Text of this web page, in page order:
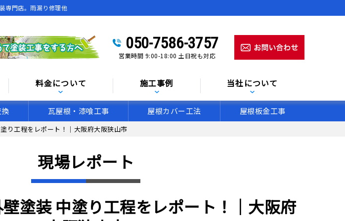
専門店。雨漏り修理他
050-7586-3757
営業時間 9:00-18:00 土日祝も対応
料金について 施工事例 当社について
瓦屋根・漆喰工事 屋根カバー工法 屋根板金工事
り工程をレポート！｜大阪府大阪狭山市
現場レポート
塗装 中塗り工程をレポート！｜大阪府